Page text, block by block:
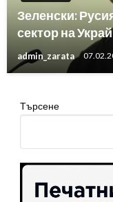
Зеленски:
сектор на
admin_zarata
Търсене